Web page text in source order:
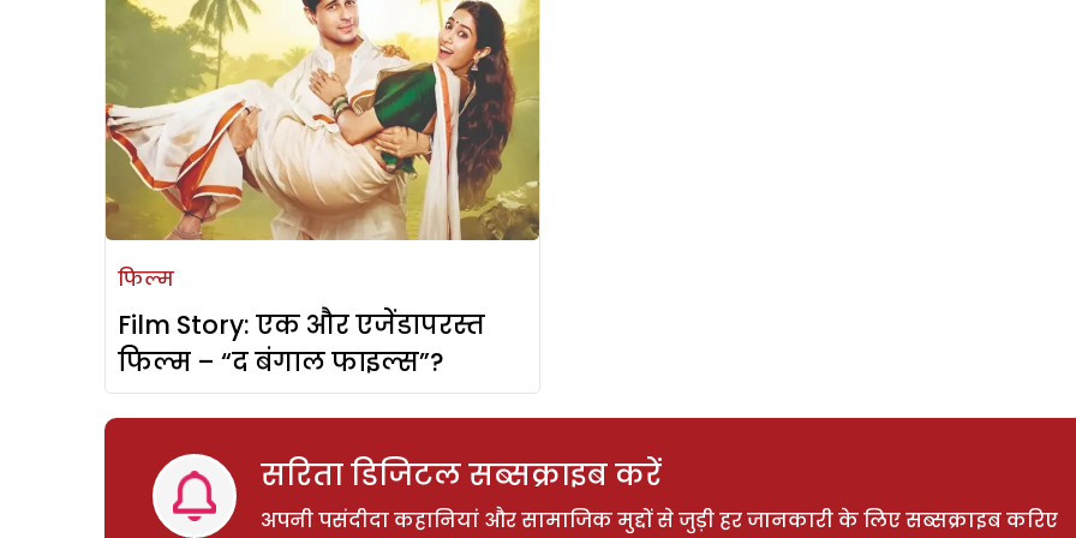
फिल्म
Film Story: एक और एजेंडापरस्त
फिल्म – “द बंगाल फाइल्स”?
सरिता डिजिटल सब्सक्राइब करें
अपनी पसंदीदा कहानियां और सामाजिक मुद्दों से जुड़ी हर जानकारी के लिए सब्सक्राइब करिए